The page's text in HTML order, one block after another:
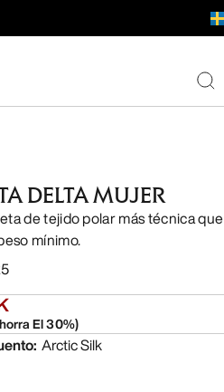
DELTA MUJER
de tejido polar más técnica que
mínimo.
El30%)
: Arctic Silk